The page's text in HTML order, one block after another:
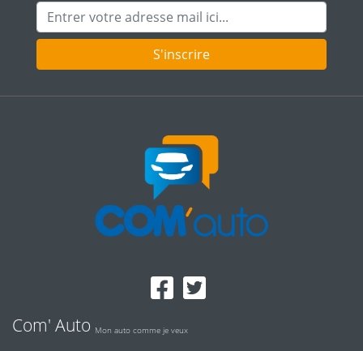
Adresse mail
S'inscrire
Com' Auto Mon auto comme je veux